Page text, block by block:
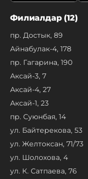
Филиалдар (12)
пр. Достык, 89
Айнабулак-4, 178
пр. Гагарина, 190
Аксай-3, 7
Аксай-4, 27
Аксай-1, 23
пр. Суюнбая, 14
ул. Байтерекова, 53
ул. Желтоксан, 71/73
ул. Шолохова, 4
ул. К. Сатпаева, 76